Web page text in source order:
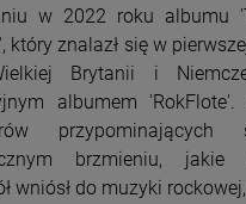
w 2022 roku albumu
który znalazł się w
Brytanii i
albumem 'RokFlote'.
brzmieniu, jakie
wniósł do muzyki